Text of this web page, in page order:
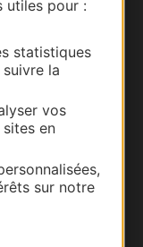
utiles pour :
statistiques
la
vos
en
sur notre